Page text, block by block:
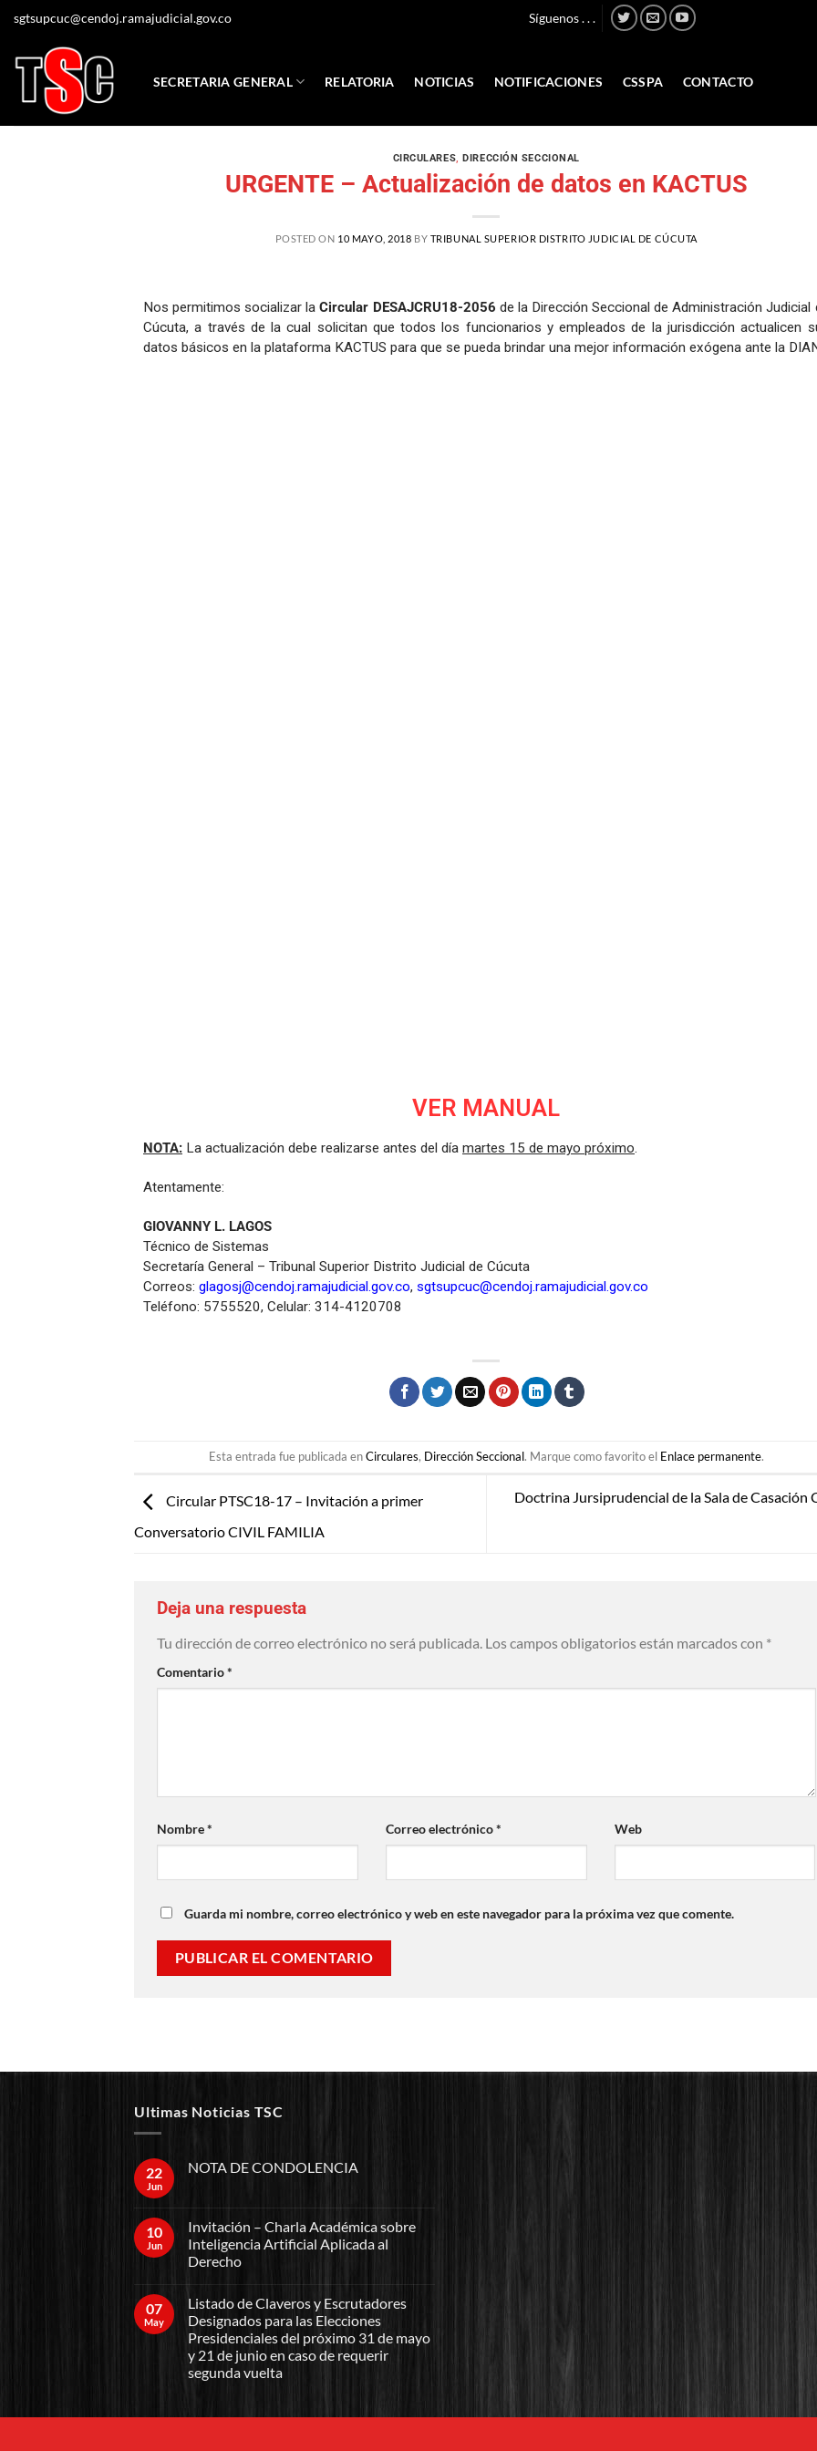
sgtsupcuc@cendoj.ramajudicial.gov.co Síguenos . . .
SECRETARIA GENERAL RELATORIA NOTICIAS NOTIFICACIONES CSSPA CONTACTO
CIRCULARES,DIRECCIÓN SECCIONAL
URGENTE – Actualización de datos en KACTUS
POSTED ON 10 MAYO, 2018 BY TRIBUNAL SUPERIOR DISTRITO JUDICIAL DE CÚCUTA
Nos permitimos socializar laCircular DESAJCRU18-2056 de la Dirección Seccional de Administración Judicial
Cúcuta, a través de la cual solicitan que todos los funcionarios y empleados de la jurisdicción actualicen
datos básicos en la plataforma KACTUS para que se pueda brindar una mejor información exógena ante la
VER MANUAL
NOTA: La actualización debe realizarse antes del día martes 15 de mayo próximo.
Atentamente:
GIOVANNY L. LAGOS
Técnico de Sistemas
Secretaría General – Tribunal Superior Distrito Judicial de Cúcuta
Correos: glagosj@cendoj.ramajudicial.gov.co, sgtsupcuc@cendoj.ramajudicial.gov.co
Teléfono: 5755520, Celular: 314-4120708
Esta entrada fue publicada enCirculares, Dirección Seccional. Marque como favorito el Enlace permanente.
Circular PTSC18-17 – Invitación a primer
Conversatorio CIVIL FAMILIA
Doctrina Jursiprudencial de la Sala de Casación
Deja una respuesta
Tu dirección de correo electrónico no será publicada. Los campos obligatorios están marcados con *
Comentario*
Nombre* Correo electrónico* Web
Guarda mi nombre, correo electrónico y web en este navegador para la próxima vez que comente.
Ultimas Noticias TSC
22
Jun
NOTA DE CONDOLENCIA
10
Jun
Invitación – Charla Académica sobre
Inteligencia Artificial Aplicada al
Derecho
07
May
Listado de Claveros y Escrutadores
Designados para las Elecciones
Presidenciales del próximo 31 de mayo
y 21 de junio en caso de requerir
segunda vuelta